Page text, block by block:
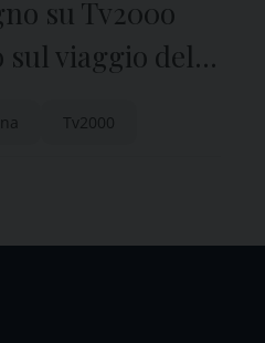
su Tv200o
viaggio del
Tv2000